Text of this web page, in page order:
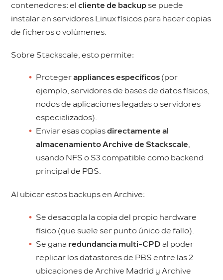
contenedores: elcliente de backup se puede
instalar en servidores Linux físicos para hacer copias
de ficheros o volúmenes.
Sobre Stackscale, esto permite:
Protegerappliances específicos (por
ejemplo, servidores de bases de datos físicos,
nodos de aplicaciones legadas o servidores
especializados).
Enviar esas copiasdirectamente al
almacenamiento Archive de Stackscale,
usando NFS o S3 compatible como backend
principal de PBS.
Al ubicar estos backups en Archive:
Se desacopla la copia del propio hardware
físico (que suele ser punto único de fallo).
Se gana redundancia multi-CPD al poder
replicar los datastores de PBS entre las 2
ubicaciones de Archive Madrid y Archive